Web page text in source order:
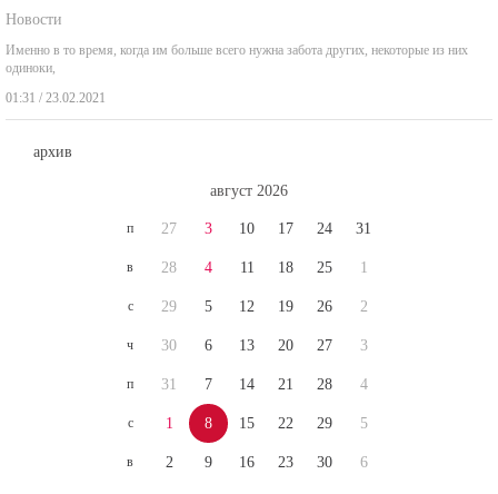
Новости
Именно в то время, когда им больше всего нужна забота других, некоторые из них
одиноки,
01:31 / 23.02.2021
архив
август 2026
п
в
с
ч
п
с
в
27
28
29
30
31
1
2
3
4
5
6
7
8
9
10
11
12
13
14
15
16
17
18
19
20
21
22
23
24
25
26
27
28
29
30
31
1
2
3
4
5
6